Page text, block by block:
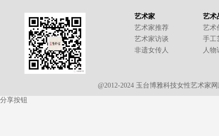
艺术家
艺术家推荐
艺术家访谈
非遗女传人
艺术
艺术
手工
人物
@2012-2024 玉台博雅科技女性艺术家
分享按钮